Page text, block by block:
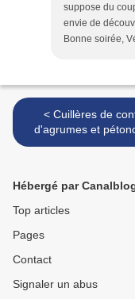
suppose du
envie de
Bonne soirée,
< Cuillères de confit
d'agrumes et
sautées
Hébergé par
Top articles
Pages
Contact
Signaler un abus